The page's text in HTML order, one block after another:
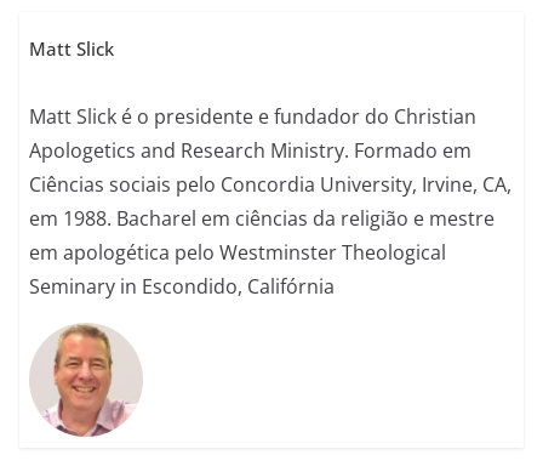
Matt Slick
Matt Slick é o presidente e fundador do Christian
Apologetics and Research Ministry. Formado em
Ciências sociais pelo Concordia University, Irvine, CA,
em 1988. Bacharel em ciências da religião e mestre
em apologética pelo Westminster Theological
Seminary in Escondido, Califórnia